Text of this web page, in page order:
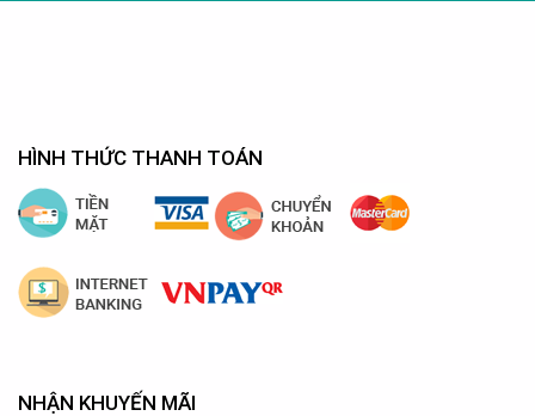
HÌNH THỨC THANH TOÁN
NHẬN KHUYẾN MÃI